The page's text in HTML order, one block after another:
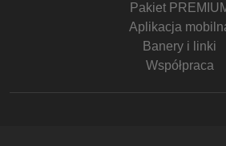
Pakiet
Aplikacja
Banery i linki
Współpraca